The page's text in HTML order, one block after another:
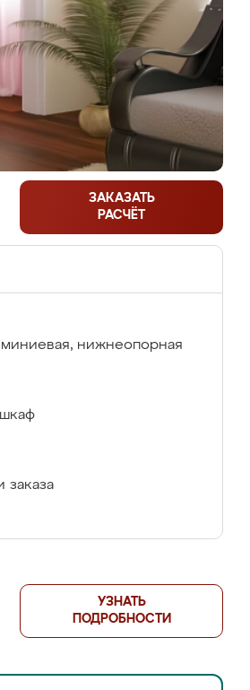
ЗАКАЗАТЬ
РАСЧЁТ
нижнеопорная
заказа
УЗНАТЬ
ПОДРОБНОСТИ